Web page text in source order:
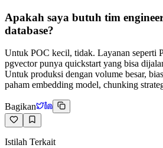
Apakah saya butuh tim
database?
Untuk POC kecil, tidak. Layanan seperti
pgvector punya quickstart yang bisa
Untuk produksi dengan volume besar,
paham embedding model, chunking
Bagikan
Istilah Terkait